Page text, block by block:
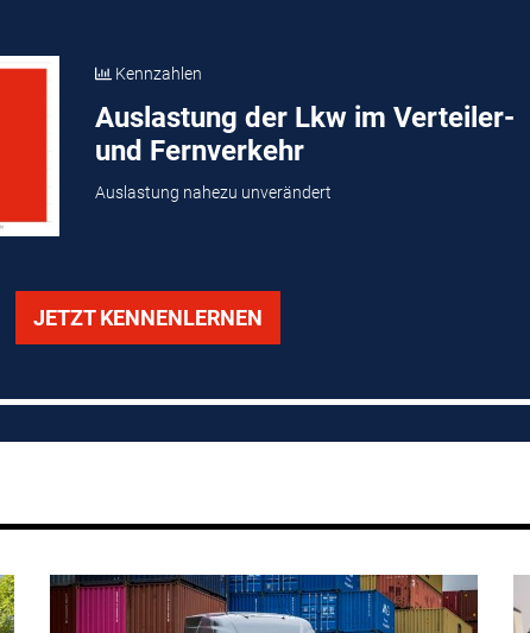
Kennzahlen
Auslastung der Lkw im Verteiler-
und Fernverkehr
Auslastung nahezu unverändert
JETZT KENNENLERNEN